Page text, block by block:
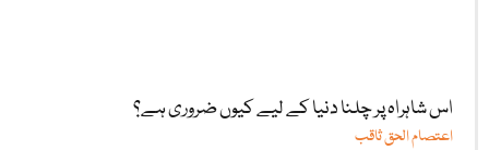
اس شاہراہ پر چلنا دنیا کے لیے کیوں ضروری ہے؟
اعتصام الحق ثاقب